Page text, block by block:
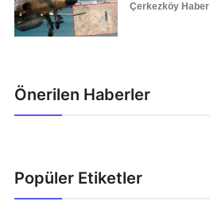
Çerkezköy Haber
Önerilen Haberler
Popüler Etiketler